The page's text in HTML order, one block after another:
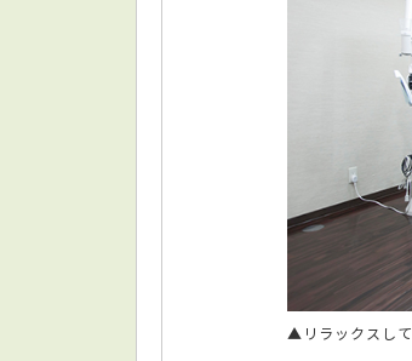
▲リラックスし